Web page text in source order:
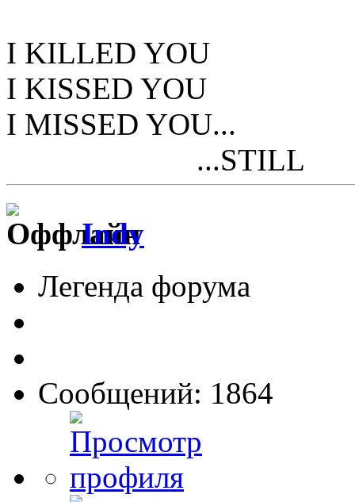
I KILLED YOU
I KISSED YOU
I MISSED YOU...
...STILL
Indy
Легенда форума
Сообщений: 1864